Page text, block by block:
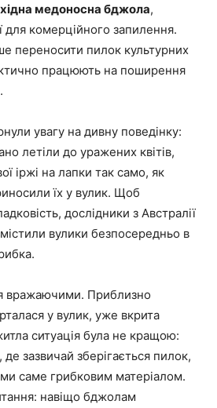
медоносна бджола,
для комерційного запилення.
переносити пилок культурних
працюють на поширення
увагу на дивну поведінку:
летіли до уражених квітів,
іржі на лапки так само, як
їх у вулик. Щоб
дослідники з Австралії
вулики безпосередньо в
вражаючими. Приблизно
у вулик, уже вкрита
ситуація була не кращою:
зазвичай зберігається пилок,
саме грибковим матеріалом.
навіщо бджолам